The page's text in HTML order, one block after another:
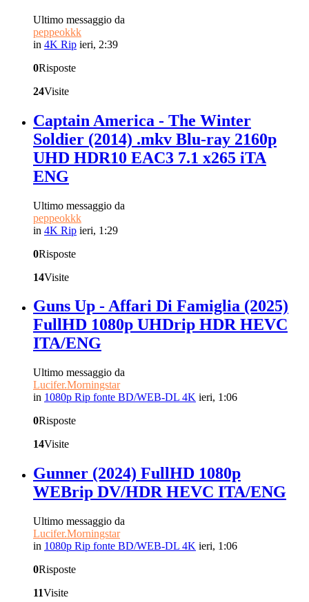
Ultimo messaggio da
peppeokkk
in 4K Rip ieri, 2:39
0Risposte
24Visite
Captain America - The Winter
Soldier (2014) .mkv Blu-ray 2160p
UHD HDR10 EAC3 7.1 x265 iTA
ENG
Ultimo messaggio da
peppeokkk
in 4K Rip ieri, 1:29
0Risposte
14Visite
Guns Up - Affari Di Famiglia (2025)
FullHD 1080p UHDrip HDR HEVC
ITA/ENG
Ultimo messaggio da
Lucifer.Morningstar
in 1080p Rip fonte BD/WEB-DL 4K ieri, 1:06
0Risposte
14Visite
Gunner (2024) FullHD 1080p
WEBrip DV/HDR HEVC ITA/ENG
Ultimo messaggio da
Lucifer.Morningstar
in 1080p Rip fonte BD/WEB-DL 4K ieri, 1:06
0Risposte
11Visite